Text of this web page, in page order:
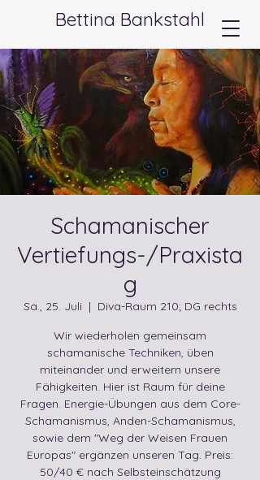
Bettina Bankstahl
Schamanischer
Vertiefungs-/Praxista
g
Sa., 25. Juli
  |
Diva-Raum 210; DG rechts
Wir wiederholen gemeinsam
schamanische Techniken, üben
miteinander und erweitern unsere
Fähigkeiten. Hier ist Raum für deine
Fragen. Energie-Übungen aus dem Core-
Schamanismus, Anden-Schamanismus,
sowie dem "Weg der Weisen Frauen
Europas" ergänzen unseren Tag. Preis:
50/40 € nach Selbsteinschätzung